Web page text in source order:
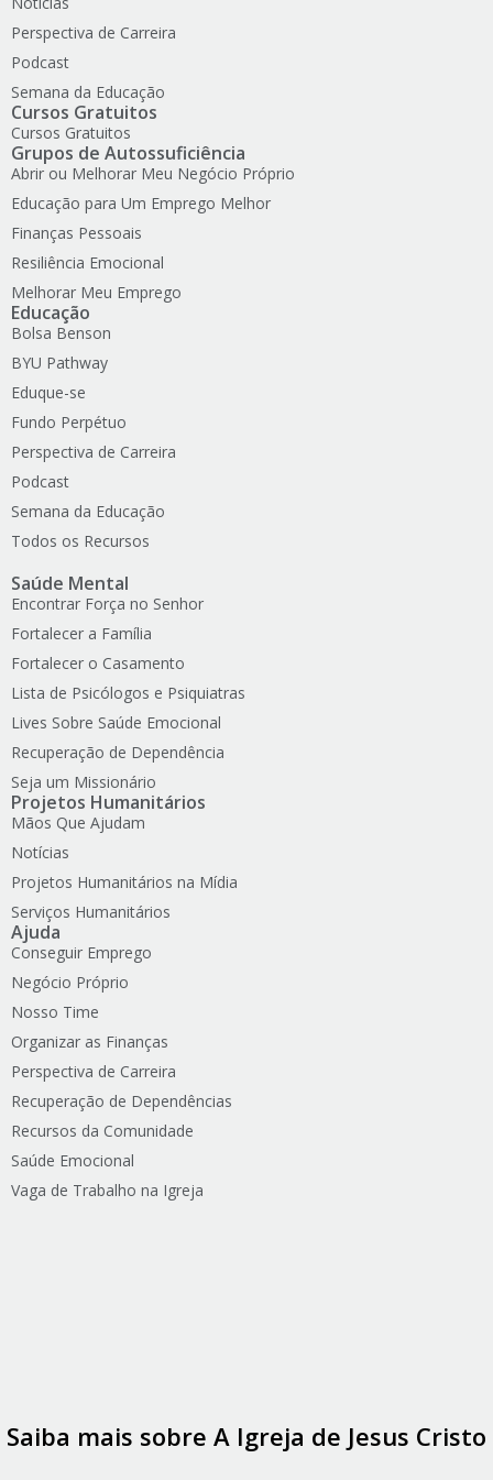
Perspectiva de Carreira
Podcast
Semana da Educação
Cursos Gratuitos
Cursos Gratuitos
Grupos de Autossuficiência
Abrir ou Melhorar Meu Negócio Próprio
Educação para Um Emprego Melhor
Finanças Pessoais
Resiliência Emocional
Melhorar Meu Emprego
Educação
Bolsa Benson
BYU Pathway
Eduque-se
Fundo Perpétuo
Perspectiva de Carreira
Podcast
Semana da Educação
Todos os Recursos
Saúde Mental
Encontrar Força no Senhor
Fortalecer a Família
Fortalecer o Casamento
Lista de Psicólogos e Psiquiatras
Lives Sobre Saúde Emocional
Recuperação de Dependência
Seja um Missionário
Projetos Humanitários
Mãos Que Ajudam
Notícias
Projetos Humanitários na Mídia
Serviços Humanitários
Ajuda
Conseguir Emprego
Negócio Próprio
Nosso Time
Organizar as Finanças
Perspectiva de Carreira
Recuperação de Dependências
Recursos da Comunidade
Saúde Emocional
Vaga de Trabalho na Igreja
Saiba mais sobre A Igreja de Jesus Cristo